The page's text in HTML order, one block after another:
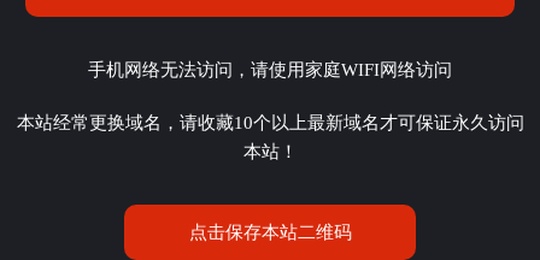
手机网络无法访问，请使用家庭WIFI网络访问
本站经常更换域名，请收藏10个以上最新域名才可保证永久访问
本站！
点击保存本站二维码